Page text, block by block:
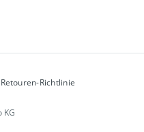
Retouren-Richtlinie